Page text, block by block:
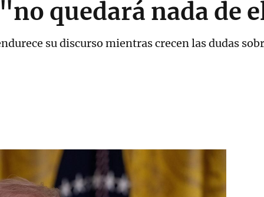
quedará nada de
su discurso mientras crecen las dudas